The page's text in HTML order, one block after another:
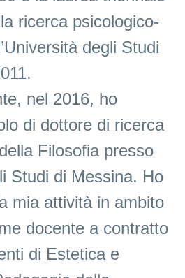
ricerca psicologico-
degli Studi
nel 2016, ho
di dottore di ricerca
Filosofia presso
Studi di Messina. Ho
mia attività in ambito
docente a contratto
di Estetica e